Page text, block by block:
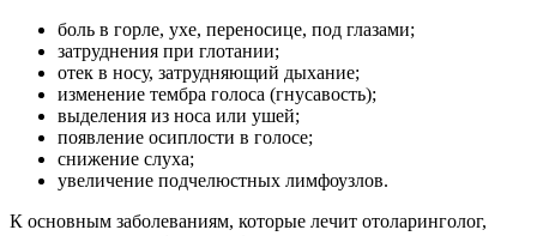
боль в горле, ухе, переносице, под глазами;
затруднения при глотании;
отек в носу, затрудняющий дыхание;
изменение тембра голоса (гнусавость);
выделения из носа или ушей;
появление осиплости в голосе;
снижение слуха;
увеличение подчелюстных лимфоузлов.
К основным заболеваниям, которые лечит отоларинголог,